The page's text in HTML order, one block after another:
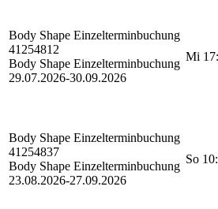
Body Shape Einzelterminbuchung
41254812
Body Shape Einzelterminbuchung
29.07.2026-30.09.2026
Mi
Body Shape Einzelterminbuchung
41254837
Body Shape Einzelterminbuchung
23.08.2026-27.09.2026
So